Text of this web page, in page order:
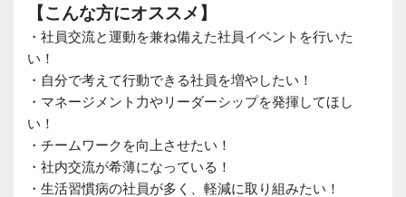
【こんな方にオススメ】
・社員交流と運動を兼ね備えた社員イベントを行いた
い！
・自分で考えて行動できる社員を増やしたい！
・マネージメント力やリーダーシップを発揮してほし
い！
・チームワークを向上させたい！
・社内交流が希薄になっている！
・生活習慣病の社員が多く、軽減に取り組みたい！